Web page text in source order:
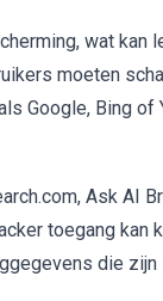
wat kan
moeten
Google, Bing of
Ask AI
toegang kan
die zijn